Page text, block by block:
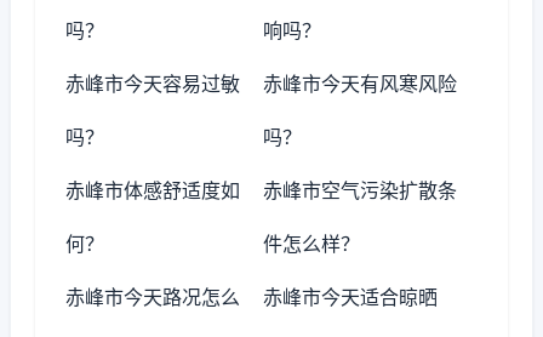
吗？ 响吗？
赤峰市今天容易过敏
吗？
赤峰市今天有风寒风险
吗？
赤峰市体感舒适度如
何？
赤峰市空气污染扩散条
件怎么样？
赤峰市今天路况怎么 赤峰市今天适合晾晒